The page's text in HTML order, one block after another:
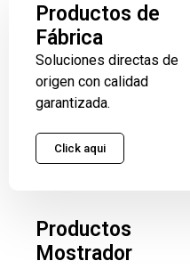
Productos de
Fábrica
Soluciones directas de
origen con calidad
garantizada.
Click aqui
Productos
Mostrador